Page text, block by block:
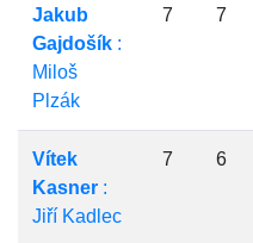
Jakub
Gajdošík :
Miloš
Plzák
7 7
Vítek
Kasner :
Jiří Kadlec
7 6